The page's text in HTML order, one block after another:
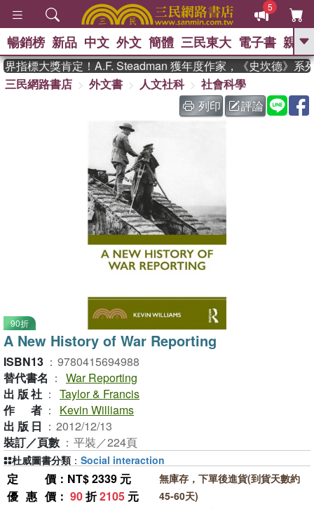
5
GO
熱搜： 東野圭吾 、 高希均教授回憶錄
The Odyssey 、 父親節 、 如果歷
史是一群喵 、 暑期推薦 、 國際布克
登輝時代
偉大的迷走神經
暢銷榜 新品 中文 外文 簡體 三民東大 電子書 親子
指標大獎肯定！A.F. Steadman 獲年度作家，《史坎德》系列
三民網路書店
外文書 人文社科
社會科學
列印
評論
90折
A New History of War Reporting
ISBN13 ： 9780415694988
替代書名 ： War Reporting
出版社 ： Taylor & Francis
作者 ：
Kevin Williams
出版日 ： 2012/12/13
裝訂／頁數 ： 平裝／224頁
定價 ：NT$ 2339 元
優惠價 ： 90折2105 元
無庫存，下單後進貨(到貨天數約
45-60天)
杜威圖書分類 ： Social interaction